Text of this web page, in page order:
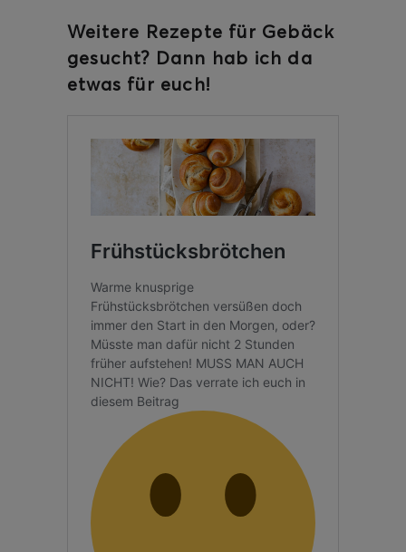
Weitere Rezepte für Gebäck
gesucht? Dann hab ich da
etwas für euch!